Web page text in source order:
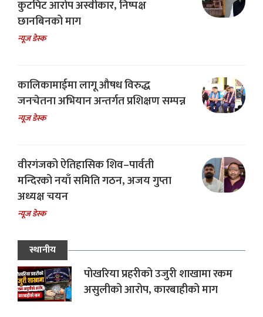
कुटपिट आरोप अस्वीकार, निष्पक्ष
छानबिनको माग
न्यूज डेस्क
कालिकामाईमा लागू औषध विरुद्ध
जनचेतना अभियान अन्तर्गत प्रशिक्षण सम्पन्न
न्यूज डेस्क
वीरगंजको ऐतिहासिक शिव–पार्वती
मन्दिरको नयाँ समिति गठन, अजय गुप्ता
अध्यक्ष चयन
न्यूज डेस्क
स्थानीय
पोखरिया प्रहरीको उजुरी शाखामा रकम
असुलीको आरोप, कारबाहीको माग